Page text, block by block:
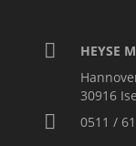
HEYSE
30916
0511 /